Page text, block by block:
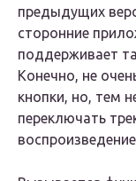
предыдущих
сторонние
поддерживает
Конечно, не
кнопки, но, тем
переключать